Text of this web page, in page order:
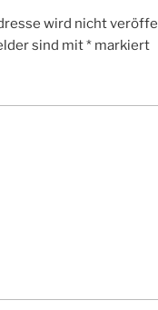
wird nicht
sind mit* markiert